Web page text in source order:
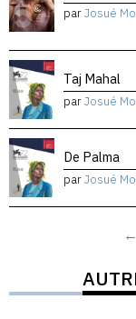
parJosué
Taj Mahal
parJosué
De Palma
parJosué
←